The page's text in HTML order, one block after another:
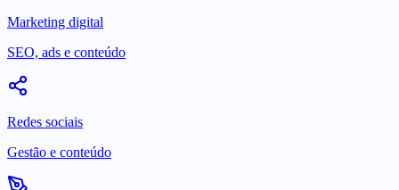
Marketing digital
SEO, ads e conteúdo
Redes sociais
Gestão e conteúdo